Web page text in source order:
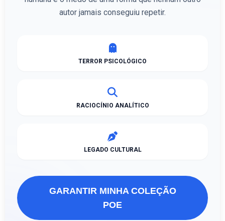
autor jamais conseguiu repetir.
TERROR PSICOLÓGICO
RACIOCÍNIO ANALÍTICO
LEGADO CULTURAL
GARANTIR MINHA COLEÇÃO
POE